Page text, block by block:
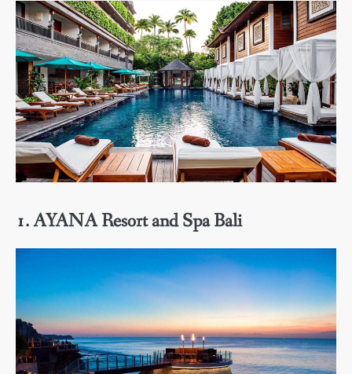
1. AYANA Resort and Spa Bali